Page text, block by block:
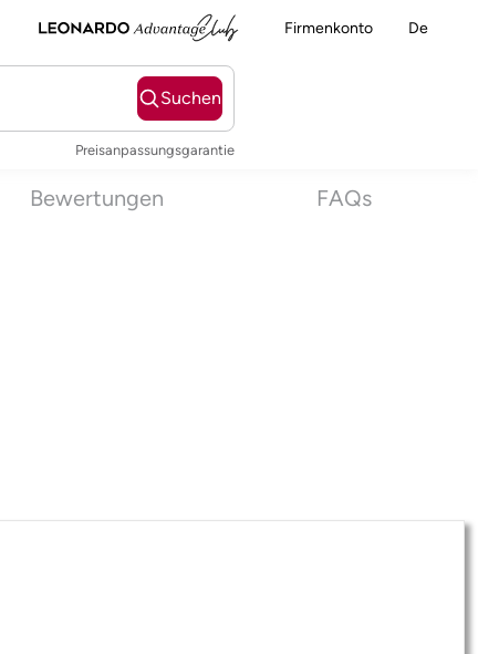
Firmenkonto De
Suchen
Preisanpassungsgarantie
Bewertungen FAQs